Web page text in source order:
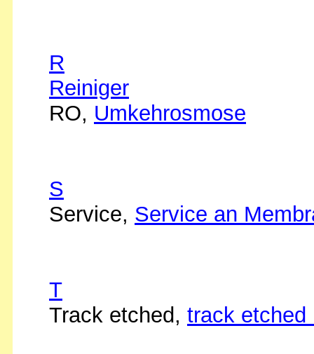
R
Reiniger
RO, Umkehrosmose
S
Service, Service an
T
Track etched, track etched